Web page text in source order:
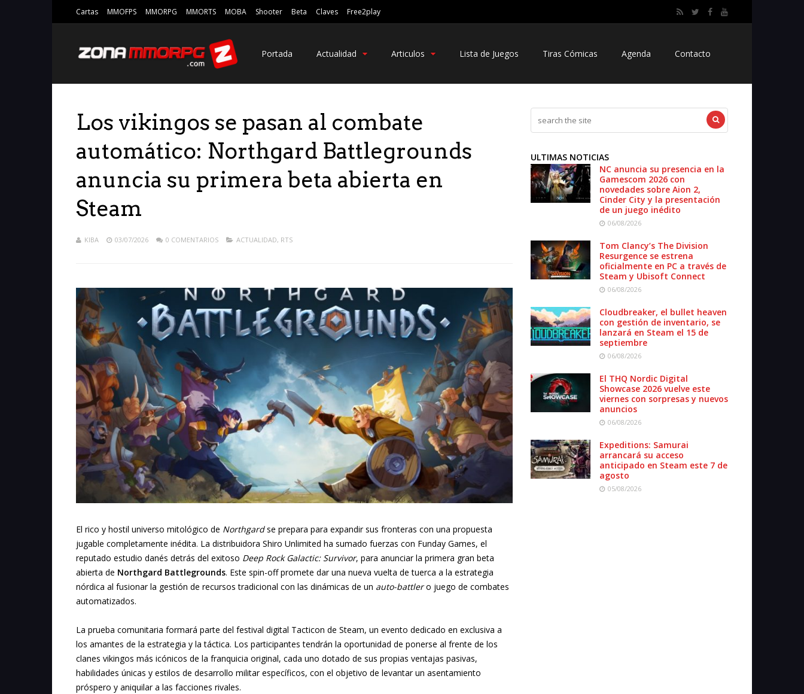
Cartas MMOFPS MMORPG MMORTS MOBA Shooter Beta Claves Free2play
Portada Actualidad Articulos Lista de Juegos Tiras Cómicas Agenda Contacto
Los vikingos se pasan al combate
automático: Northgard Battlegrounds
anuncia su primera beta abierta en
Steam
KIBA 03/07/2026 0 COMENTARIOS ACTUALIDAD, RTS
El rico y hostil universo mitológico de Northgardse prepara para expandir sus fronteras con una propuesta
jugable completamente inédita. La distribuidora Shiro Unlimited ha sumado fuerzas con Funday Games, el
reputado estudio danés detrás del exitoso Deep Rock Galactic: Survivor, para anunciar la primera gran beta
abierta de Northgard Battlegrounds. Este spin-off promete dar una nueva vuelta de tuerca a la estrategia
nórdica al fusionar la gestión de recursos tradicional con las dinámicas de un auto-battlero juego de combates
automatizados.
La prueba comunitaria formará parte del festival digital Tacticon de Steam, un evento dedicado en exclusiva a
los amantes de la estrategia y la táctica. Los participantes tendrán la oportunidad de ponerse al frente de los
clanes vikingos más icónicos de la franquicia original, cada uno dotado de sus propias ventajas pasivas,
habilidades únicas y estilos de desarrollo militar específicos, con el objetivo de levantar un asentamiento
próspero y aniquilar a las facciones rivales.
ULTIMAS NOTICIAS
NC anuncia su presencia en la
Gamescom 2026 con
novedades sobre Aion 2,
Cinder City y la presentación
de un juego inédito
06/08/2026
Tom Clancy’s The Division
Resurgence se estrena
oficialmente en PC a través de
Steam y Ubisoft Connect
06/08/2026
Cloudbreaker, el bullet heaven
con gestión de inventario, se
lanzará en Steam el 15 de
septiembre
06/08/2026
El THQ Nordic Digital
Showcase 2026 vuelve este
viernes con sorpresas y nuevos
anuncios
06/08/2026
Expeditions: Samurai
arrancará su acceso
anticipado en Steam este 7 de
agosto
05/08/2026